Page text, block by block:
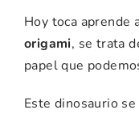
Hoy toca aprende
origami, se trata
papel que
Este dinosaurio